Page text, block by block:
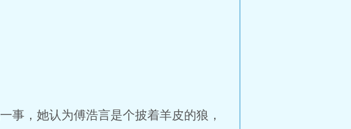
事，她认为傅浩言是个披着羊皮的狼，